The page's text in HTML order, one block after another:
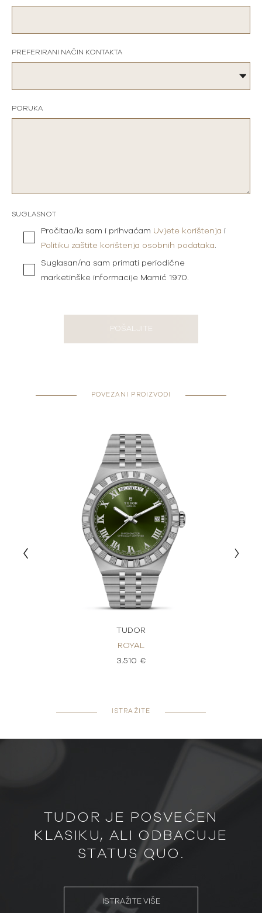
PREFERIRANI NAČIN KONTAKTA
PORUKA
SUGLASNOT
Pročitao/la sam i prihvaćam Uvjete korištenja i
Politiku zaštite korištenja osobnih podataka.
Suglasan/na sam primati periodične
marketinške informacije Mamić 1970.
POŠALJITE
POVEZANI PROIZVODI
TUDOR
ROYAL
3.510 €
ISTRAŽITE
TUDOR JE POSVEĆEN
KLASIKU, ALI ODBACUJE
STATUS QUO.
ISTRAŽITE VIŠE